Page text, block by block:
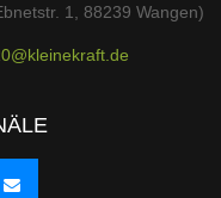
1, 88239 Wangen)